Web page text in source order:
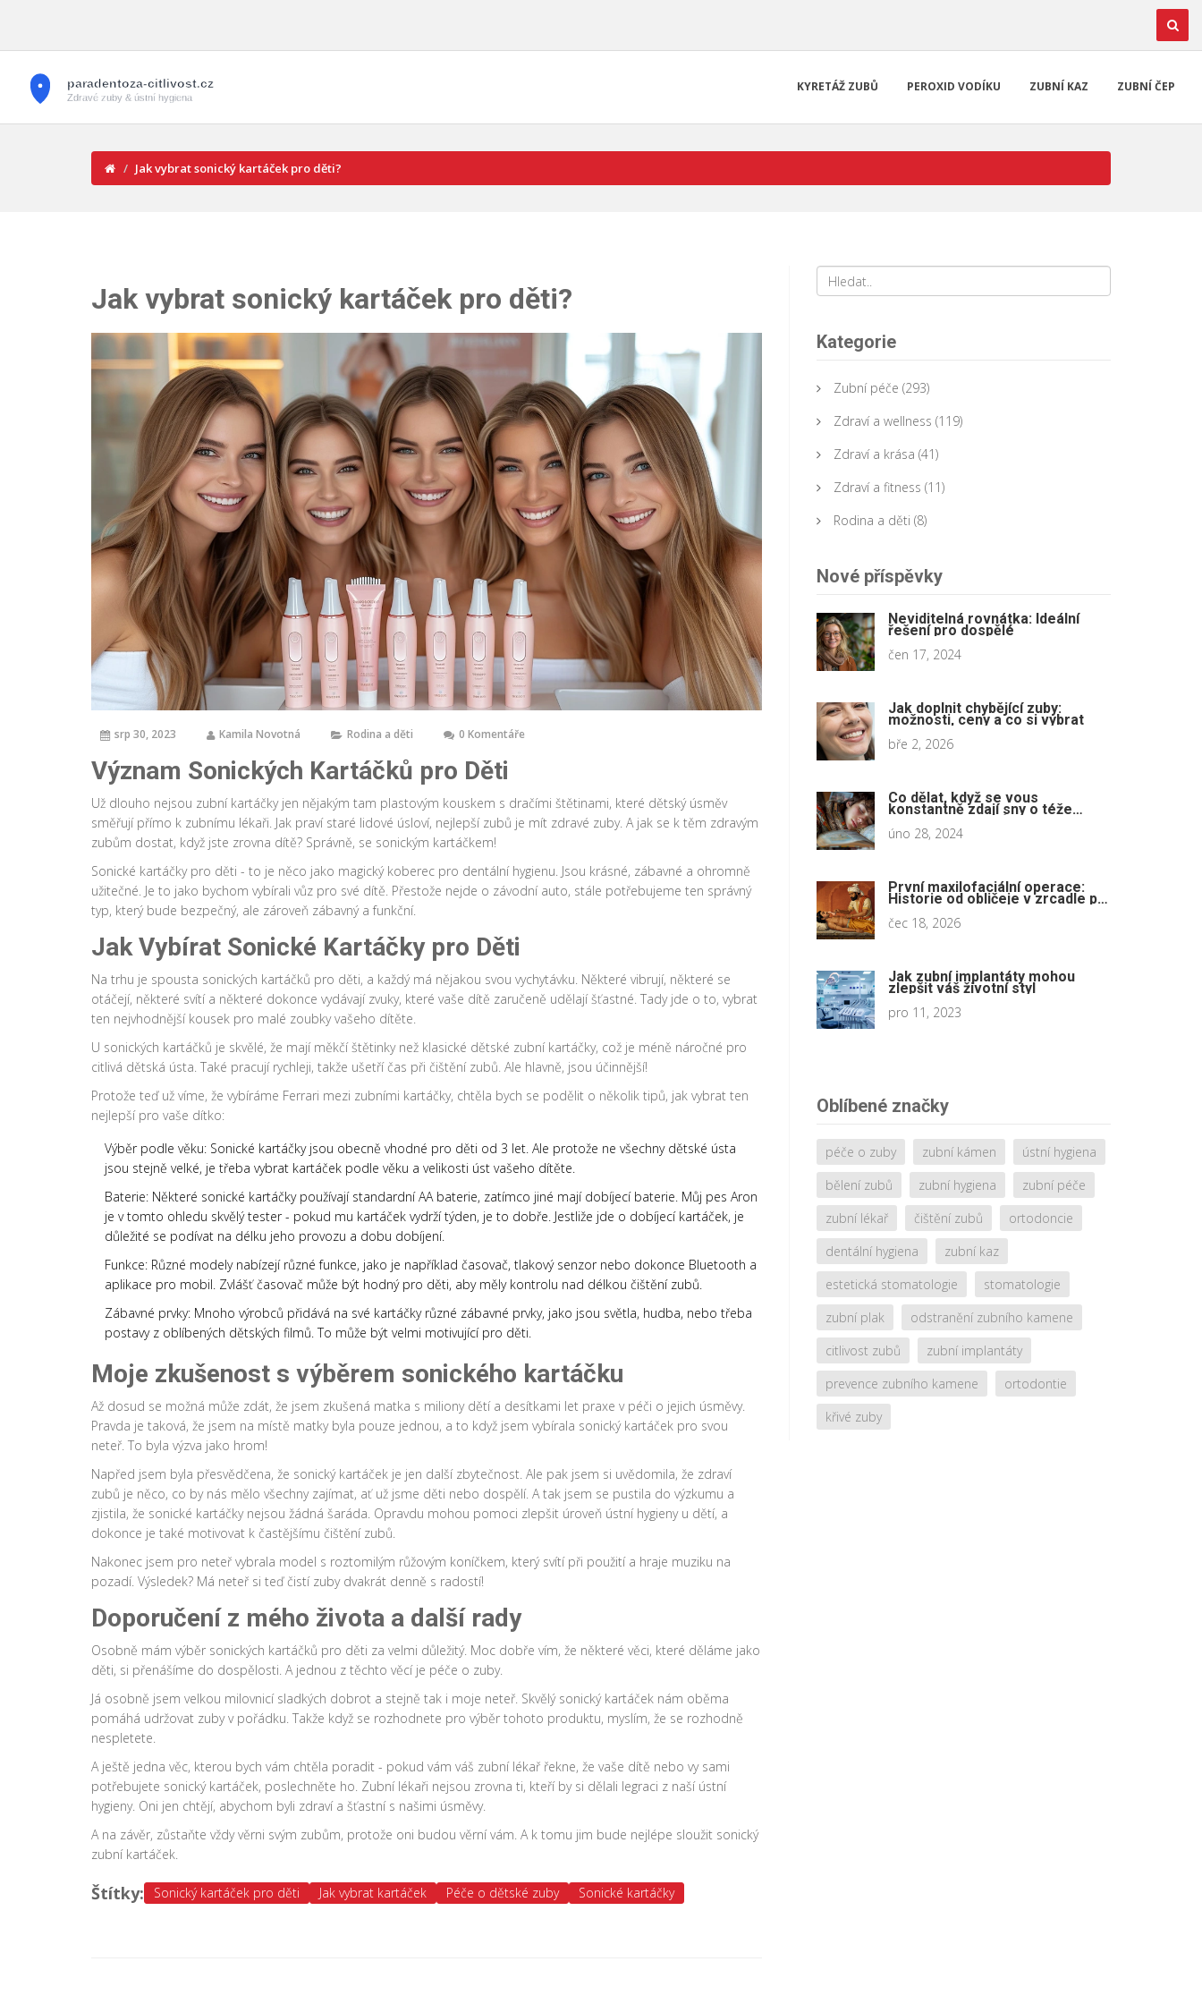
KYRETÁŽ ZUBŮ PEROXID VODÍKU ZUBNÍ KAZ ZUBNÍ ČEP
Jak vybrat sonický kartáček pro děti?
Jak vybrat sonický kartáček pro děti?
srp 30, 2023 Kamila Novotná Rodina a děti 0 Komentáře
Význam Sonických Kartáčků pro Děti
Už dlouho nejsou zubní kartáčky jen nějakým tam plastovým kouskem s dračími štětinami, které dětský úsměv
směřují přímo k zubnímu lékaři. Jak praví staré lidové úsloví, nejlepší zubů je mít zdravé zuby. A jak se k těm zdravým
zubům dostat, když jste zrovna dítě? Správně, se sonickým kartáčkem!
Sonické kartáčky pro děti - to je něco jako magický koberec pro dentální hygienu. Jsou krásné, zábavné a ohromně
užitečné. Je to jako bychom vybírali vůz pro své dítě. Přestože nejde o závodní auto, stále potřebujeme ten správný
typ, který bude bezpečný, ale zároveň zábavný a funkční.
Jak Vybírat Sonické Kartáčky pro Děti
Na trhu je spousta sonických kartáčků pro děti, a každý má nějakou svou vychytávku. Některé vibrují, některé se
otáčejí, některé svítí a některé dokonce vydávají zvuky, které vaše dítě zaručeně udělají šťastné. Tady jde o to, vybrat
ten nejvhodnější kousek pro malé zoubky vašeho dítěte.
U sonických kartáčků je skvělé, že mají měkčí štětinky než klasické dětské zubní kartáčky, což je méně náročné pro
citlivá dětská ústa. Také pracují rychleji, takže ušetří čas při čištění zubů. Ale hlavně, jsou účinnější!
Protože teď už víme, že vybíráme Ferrari mezi zubními kartáčky, chtěla bych se podělit o několik tipů, jak vybrat ten
nejlepší pro vaše dítko:
Výběr podle věku: Sonické kartáčky jsou obecně vhodné pro děti od 3 let. Ale protože ne všechny dětské ústa
jsou stejně velké, je třeba vybrat kartáček podle věku a velikosti úst vašeho dítěte.
Baterie: Některé sonické kartáčky používají standardní AA baterie, zatímco jiné mají dobíjecí baterie. Můj pes Aron
je v tomto ohledu skvělý tester - pokud mu kartáček vydrží týden, je to dobře. Jestliže jde o dobíjecí kartáček, je
důležité se podívat na délku jeho provozu a dobu dobíjení.
Funkce: Různé modely nabízejí různé funkce, jako je například časovač, tlakový senzor nebo dokonce Bluetooth a
aplikace pro mobil. Zvlášť časovač může být hodný pro děti, aby měly kontrolu nad délkou čištění zubů.
Zábavné prvky: Mnoho výrobců přidává na své kartáčky různé zábavné prvky, jako jsou světla, hudba, nebo třeba
postavy z oblíbených dětských filmů. To může být velmi motivující pro děti.
Moje zkušenost s výběrem sonického kartáčku
Až dosud se možná může zdát, že jsem zkušená matka s miliony dětí a desítkami let praxe v péči o jejich úsměvy.
Pravda je taková, že jsem na místě matky byla pouze jednou, a to když jsem vybírala sonický kartáček pro svou
neteř. To byla výzva jako hrom!
Napřed jsem byla přesvědčena, že sonický kartáček je jen další zbytečnost. Ale pak jsem si uvědomila, že zdraví
zubů je něco, co by nás mělo všechny zajímat, ať už jsme děti nebo dospělí. A tak jsem se pustila do výzkumu a
zjistila, že sonické kartáčky nejsou žádná šaráda. Opravdu mohou pomoci zlepšit úroveň ústní hygieny u dětí, a
dokonce je také motivovat k častějšímu čištění zubů.
Nakonec jsem pro neteř vybrala model s roztomilým růžovým koníčkem, který svítí při použití a hraje muziku na
pozadí. Výsledek? Má neteř si teď čistí zuby dvakrát denně s radostí!
Doporučení z mého života a další rady
Osobně mám výběr sonických kartáčků pro děti za velmi důležitý. Moc dobře vím, že některé věci, které děláme jako
děti, si přenášíme do dospělosti. A jednou z těchto věcí je péče o zuby.
Já osobně jsem velkou milovnicí sladkých dobrot a stejně tak i moje neteř. Skvělý sonický kartáček nám oběma
pomáhá udržovat zuby v pořádku. Takže když se rozhodnete pro výběr tohoto produktu, myslím, že se rozhodně
nespletete.
A ještě jedna věc, kterou bych vám chtěla poradit - pokud vám váš zubní lékař řekne, že vaše dítě nebo vy sami
potřebujete sonický kartáček, poslechněte ho. Zubní lékaři nejsou zrovna ti, kteří by si dělali legraci z naší ústní
hygieny. Oni jen chtějí, abychom byli zdraví a šťastní s našimi úsměvy.
A na závěr, zůstaňte vždy věrni svým zubům, protože oni budou věrní vám. A k tomu jim bude nejlépe sloužit sonický
zubní kartáček.
Štítky: Sonický kartáček pro děti Jak vybrat kartáček Péče o dětské zuby Sonické kartáčky
Kategorie
Zubní péče (293)
Zdraví a wellness (119)
Zdraví a krása (41)
Zdraví a fitness (11)
Rodina a děti (8)
Nové příspěvky
Neviditelná rovnátka: Ideální
řešení pro dospělé
čen 17, 2024
Jak doplnit chybějící zuby:
možnosti, ceny a co si vybrat
bře 2, 2026
Co dělat, když se vous
konstantně zdají sny o téže
osobě: Výklad snů a psychologie
úno 28, 2024
První maxilofaciální operace:
Historie od obličeje v zrcadle po
moderní rekonstrukce
čec 18, 2026
Jak zubní implantáty mohou
zlepšit váš životní styl
pro 11, 2023
Oblíbené značky
péče o zuby zubní kámen
ústní hygiena
bělení zubů
zubní hygiena
zubní péče
zubní lékař
čištění zubů
ortodoncie
dentální hygiena
zubní kaz
estetická stomatologie
stomatologie
zubní plak
odstranění zubního kamene
citlivost zubů
zubní implantáty
prevence zubního kamene
ortodontie
křivé zuby